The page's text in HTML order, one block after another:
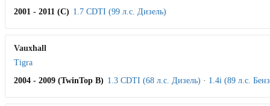
2001 - 2011 (C) 1.7 CDTI (99 л.с. Дизель)
Vauxhall
Tigra
2004 - 2009 (TwinTop B) 1.3 CDTI (68 л.с. Дизель) · 1.4i (89 л.с.